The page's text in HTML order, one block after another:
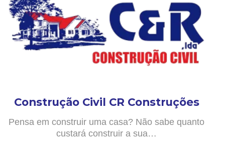
Construção Civil CR Construções
Pensa em construir uma casa? Não sabe quanto
custará construir a sua…